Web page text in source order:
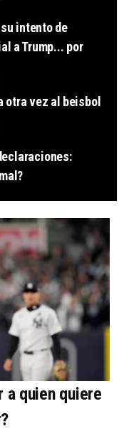
intento de
a Trump... por
otra vez al beisbol
a quien quiere